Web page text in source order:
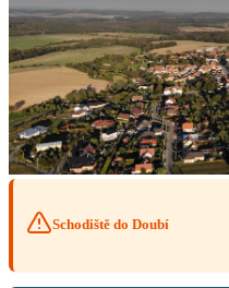
Schodiště do Doubí